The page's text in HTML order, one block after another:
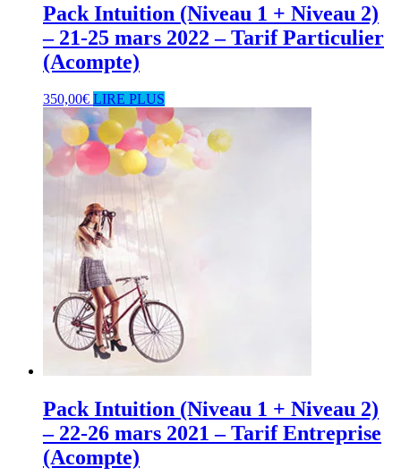
Pack Intuition (Niveau 1 + Niveau 2)
– 21-25 mars 2022 – Tarif Particulier
(Acompte)
350,00€ LIRE PLUS
Pack Intuition (Niveau 1 + Niveau 2)
– 22-26 mars 2021 – Tarif Entreprise
(Acompte)